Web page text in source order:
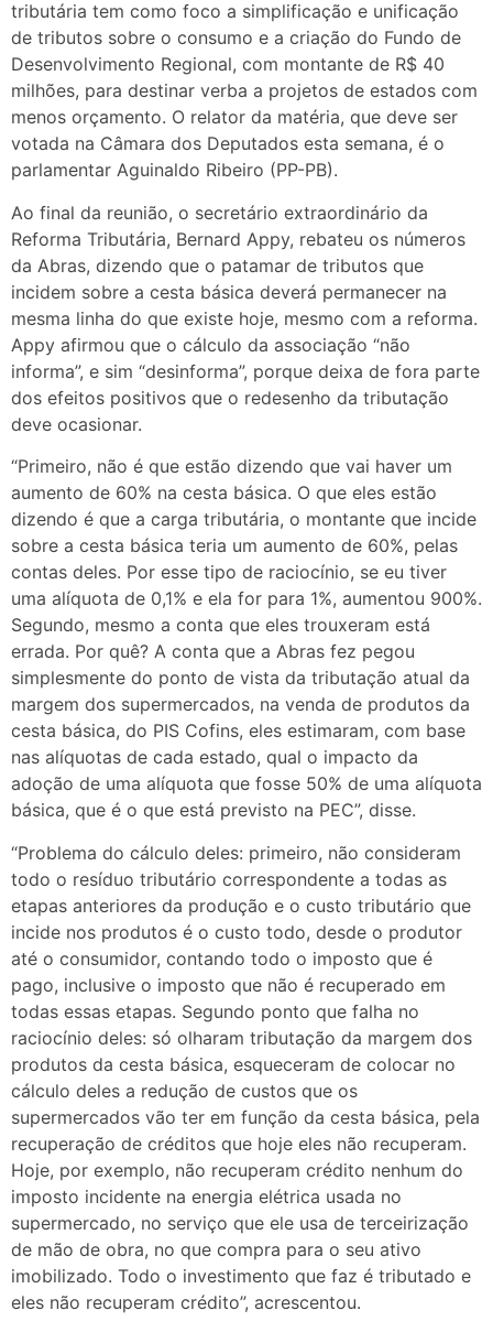
tributária tem como foco a simplificação e unificação
de tributos sobre o consumo e a criação do Fundo de
Desenvolvimento Regional, com montante de R$ 40
milhões, para destinar verba a projetos de estados com
menos orçamento. O relator da matéria, que deve ser
votada na Câmara dos Deputados esta semana, é o
parlamentar Aguinaldo Ribeiro (PP-PB).
Ao final da reunião, o secretário extraordinário da
Reforma Tributária, Bernard Appy, rebateu os números
da Abras, dizendo que o patamar de tributos que
incidem sobre a cesta básica deverá permanecer na
mesma linha do que existe hoje, mesmo com a reforma.
Appy afirmou que o cálculo da associação “não
informa”, e sim “desinforma”, porque deixa de fora parte
dos efeitos positivos que o redesenho da tributação
deve ocasionar.
“Primeiro, não é que estão dizendo que vai haver um
aumento de 60% na cesta básica. O que eles estão
dizendo é que a carga tributária, o montante que incide
sobre a cesta básica teria um aumento de 60%, pelas
contas deles. Por esse tipo de raciocínio, se eu tiver
uma alíquota de 0,1% e ela for para 1%, aumentou 900%.
Segundo, mesmo a conta que eles trouxeram está
errada. Por quê? A conta que a Abras fez pegou
simplesmente do ponto de vista da tributação atual da
margem dos supermercados, na venda de produtos da
cesta básica, do PIS Cofins, eles estimaram, com base
nas alíquotas de cada estado, qual o impacto da
adoção de uma alíquota que fosse 50% de uma alíquota
básica, que é o que está previsto na PEC”, disse.
“Problema do cálculo deles: primeiro, não consideram
todo o resíduo tributário correspondente a todas as
etapas anteriores da produção e o custo tributário que
incide nos produtos é o custo todo, desde o produtor
até o consumidor, contando todo o imposto que é
pago, inclusive o imposto que não é recuperado em
todas essas etapas. Segundo ponto que falha no
raciocínio deles: só olharam tributação da margem dos
produtos da cesta básica, esqueceram de colocar no
cálculo deles a redução de custos que os
supermercados vão ter em função da cesta básica, pela
recuperação de créditos que hoje eles não recuperam.
Hoje, por exemplo, não recuperam crédito nenhum do
imposto incidente na energia elétrica usada no
supermercado, no serviço que ele usa de terceirização
de mão de obra, no que compra para o seu ativo
imobilizado. Todo o investimento que faz é tributado e
eles não recuperam crédito”, acrescentou.